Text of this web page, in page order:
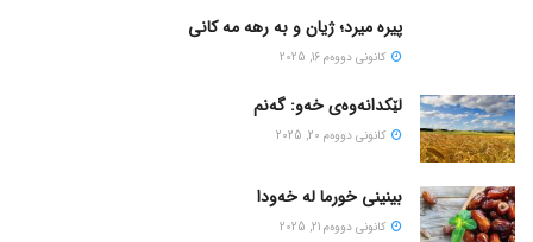
پیره میرد؛ ژیان و به رهه مه کانی
كانونی دووه‌م 16, 2025
لێکدانەوەی خەو: گەنم
كانونی دووه‌م 20, 2025
بینینی خورما لە خەودا
كانونی دووه‌م 21, 2025